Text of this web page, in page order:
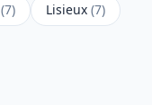
(7) Lisieux (7)